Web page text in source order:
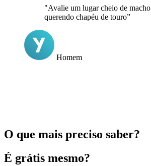
"Avalie um lugar cheio de macho
querendo chapéu de touro”
Homem
O que mais preciso saber?
É grátis mesmo?